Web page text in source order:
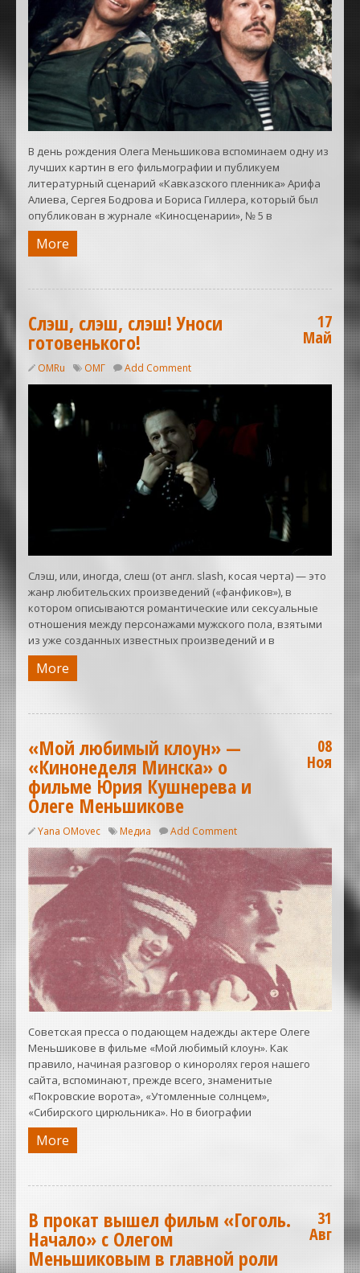
В день рождения Олега Меньшикова вспоминаем одну из
лучших картин в его фильмографии и публикуем
литературный сценарий «Кавказского пленника» Арифа
Алиева, Сергея Бодрова и Бориса Гиллера, который был
опубликован в журнале «Киносценарии», № 5 в
More
Слэш, слэш, слэш! Уноси
готовенького!
OMRu ОМГ Add Comment
17
Май
Слэш, или, иногда, слеш (от англ. slash, косая черта) — это
жанр любительских произведений («фанфиков»), в
котором описываются романтические или сексуальные
отношения между персонажами мужского пола, взятыми
из уже созданных известных произведений и в
More
«Мой любимый клоун» —
«Кинонеделя Минска» о
фильме Юрия Кушнерева и
Олеге Меньшикове
Yana OMovec Медиа Add Comment
08
Ноя
Советская пресса о подающем надежды актере Олеге
Меньшикове в фильме «Мой любимый клоун». Как
правило, начиная разговор о киноролях героя нашего
сайта, вспоминают, прежде всего, знаменитые
«Покровские ворота», «Утомленные солнцем»,
«Сибирского цирюльника». Но в биографии
More
В прокат вышел фильм «Гоголь.
Начало» с Олегом
Меньшиковым в главной роли
31
Авг